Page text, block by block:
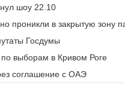
шоу 22.10
проникли в закрытую зону
Госдумы
выборам в Кривом Роге
соглашение с ОАЭ